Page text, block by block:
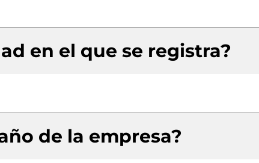
en el que se registra?
de la empresa?